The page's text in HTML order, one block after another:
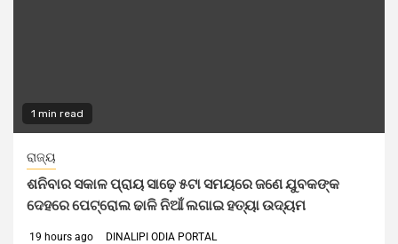
1 min read
ରାଜ୍ୟ
ଶନିବାର ସକାଳ ପ୍ରାୟ ସାଢ଼େ ୫ଟା ସମୟରେ ଜଣେ ଯୁବକଙ୍କ
ଦେହରେ ପେଟ୍ରୋଲ ଢାଳି ନିଆଁ ଲଗାଇ ହତ୍ୟା ଉଦ୍ୟମ
19 hours ago DINALIPI ODIA PORTAL